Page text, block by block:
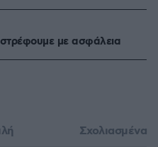
με ασφάλεια
Σχολιασμένα